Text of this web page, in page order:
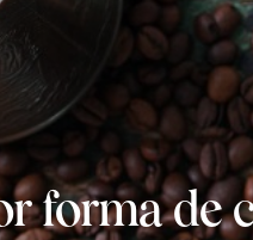
forma de